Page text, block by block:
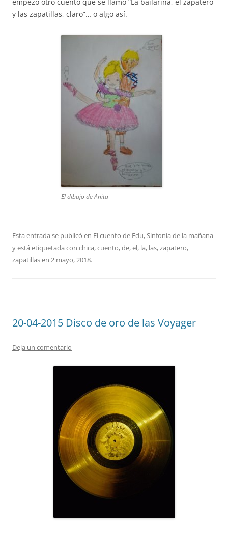
y las zapatillas, claro”… o algo así.
El dibujo de Anita
Esta entrada se publicó en El cuento de Edu,Sinfonía de la mañana
y está etiquetada con chica,cuento,de,el, la, las,zapatero,
zapatillasen 2 mayo, 2018.
20-04-2015 Disco de oro de las Voyager
Deja un comentario